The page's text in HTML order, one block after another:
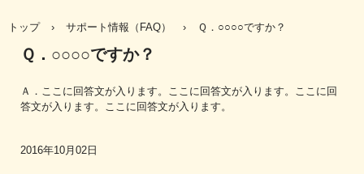
トップ › サポート情報（FAQ） › Ｑ．○○○○ですか？
Ｑ．○○○○ですか？
Ａ．ここに回答文が入ります。ここに回答文が入ります。ここに回
答文が入ります。ここに回答文が入ります。
2016年10月02日